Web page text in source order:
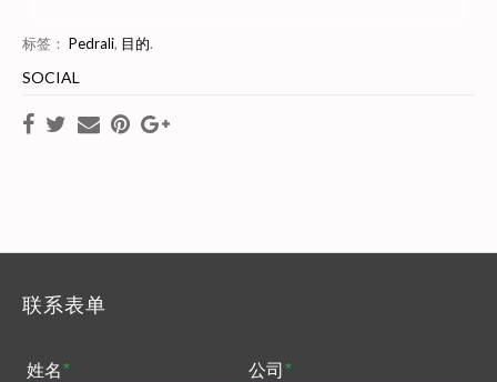
标签： Pedrali, 目的.
SOCIAL
联系表单
姓名* 公司 *